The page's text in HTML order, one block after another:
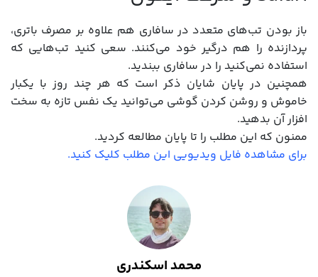
باز بودن تب‌های متعدد در سافاری هم علاوه بر مصرف باتری،
پردازنده را هم درگیر خود می‌کنند. سعی کنید تب‌هایی که
استفاده نمی‌کنید را در سافاری ببندید.
همچنین در پایان شایان ذکر است که هر چند روز با یکبار
خاموش و روشن کردن گوشی می‌توانید یک نفس تازه به سخت
افزار آن بدهید.
ممنون که این مطلب را تا پایان مطالعه کردید.
برای مشاهده فایل ویدیویی این مطلب کلیک کنید.
محمد اسکندری